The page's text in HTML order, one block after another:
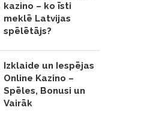
kazino – ko īsti
meklē Latvijas
spēlētājs?
Izklaide un Iespējas
Online Kazino –
Spēles, Bonusi un
Vairāk